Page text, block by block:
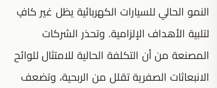
النمو الحالي للسيارات الكهربائية يظل غير كافٍ
لتلبية الأهداف الإلزامية. وتحذر الشركات
المصنعة من أن التكلفة الحالية للامتثال للوائح
الانبعاثات الصفرية تقلل من الربحية، وتضعف